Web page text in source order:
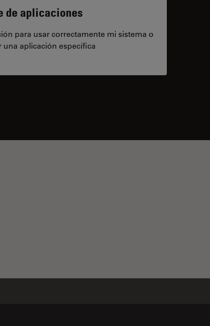
de aplicaciones
para usar correctamente mi sistema o
una aplicación específica